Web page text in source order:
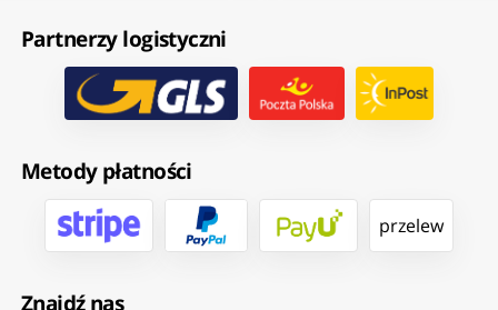
Partnerzy logistyczni
Metody płatności
przelew
Znajdź nas